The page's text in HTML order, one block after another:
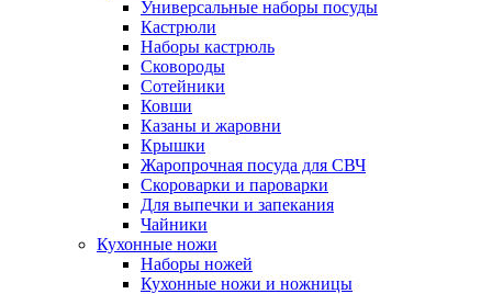
Универсальные наборы посуды
Кастрюли
Наборы кастрюль
Сковороды
Сотейники
Ковши
Казаны и жаровни
Крышки
Жаропрочная посуда для СВЧ
Скороварки и пароварки
Для выпечки и запекания
Чайники
Кухонные ножи
Наборы ножей
Кухонные ножи и ножницы